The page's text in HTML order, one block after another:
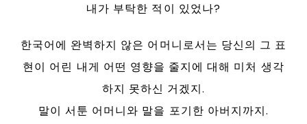
내가 부탁한 적이 있었나?
한국어에 완벽하지 않은 어머니로서는 당신의 그 표
현이 어린 내게 어떤 영향을 줄지에 대해 미처 생각
하지 못하신 거겠지.
말이 서툰 어머니와 말을 포기한 아버지까지.